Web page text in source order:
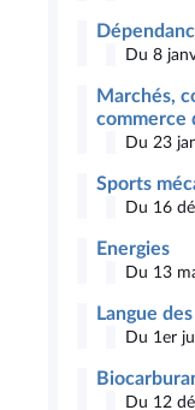
Du 8
Marchés,
commerce
Du 23
Sports
Du 16
Energies
Du 13
Langue
Du 1er
Du 12